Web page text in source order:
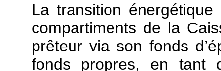
La transition
compartiments de la
prêteur via son fonds
fonds propres, en tant